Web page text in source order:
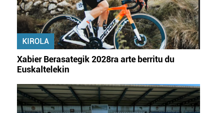
KIROLA
Xabier Berasategik 2028ra arte berritu du
Euskaltelekin